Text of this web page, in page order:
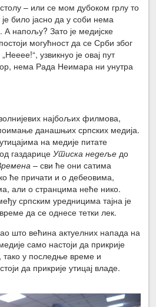
– или се мом дубоком грлу то
било јасно да у соби нема
напољу? Зато је медијске
могућност да се Срби због
узвикнуо је овај пут
нема Рада Неимара ни унутра
најбољих филмова,
данашњих српских медија.
на медије питате
газдарицеУтиска недеље до
– сви ће они сатима
ће причати и о дебеовима,
али о странцима неће нико.
српским уредницима тајна је
да се однесе тетки лек.
што већина актуелних напада на
само настоји да прикрије
тако у последње време и
да прикрије утицај владе.